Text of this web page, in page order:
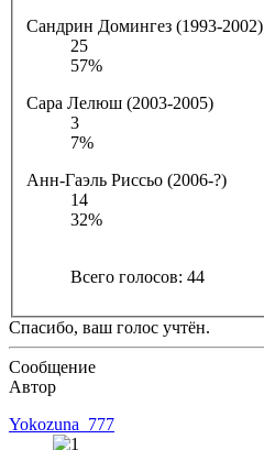
Сандрин Домингез (1993-2002)
25
57%
Сара Лелюш (2003-2005)
3
7%
Анн-Гаэль Риссьо (2006-?)
14
32%
Всего голосов: 44
Спасибо, ваш голос учтён.
Сообщение
Автор
Yokozuna_777